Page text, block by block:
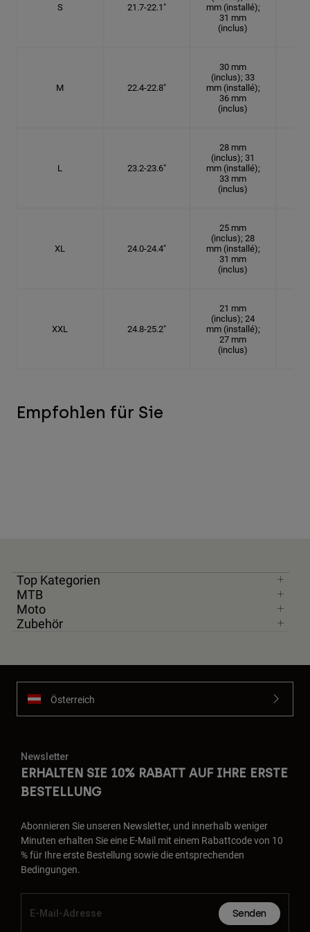
S 21.7-22.1"
mm (installé);
31 mm
(inclus)
M 22.4-22.8"
30 mm
(inclus); 33
mm (installé);
36 mm
(inclus)
L 23.2-23.6"
28 mm
(inclus); 31
mm (installé);
33 mm
(inclus)
XL 24.0-24.4"
25 mm
(inclus); 28
mm (installé);
31 mm
(inclus)
XXL 24.8-25.2"
21 mm
(inclus); 24
mm (installé);
27 mm
(inclus)
Empfohlen für Sie
Top Kategorien
MTB
Moto
Zubehör
Österreich
Newsletter
ERHALTEN SIE 10% RABATT AUF IHRE ERSTE
BESTELLUNG
Abonnieren Sie unseren Newsletter, und innerhalb weniger
Minuten erhalten Sie eine E-Mail mit einem Rabattcode von 10
% für Ihre erste Bestellung sowie die entsprechenden
Bedingungen.
Senden